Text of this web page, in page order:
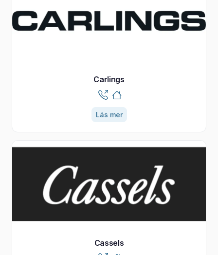
Carlings
Läs mer
Cassels